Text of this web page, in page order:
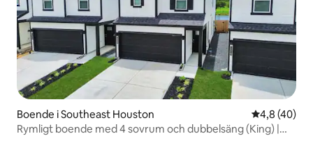
Boende i Southeast Houston 4,8 av 5 i
4,8 (40)
Rymligt boende med 4 sovrum och dubbelsäng (King) |